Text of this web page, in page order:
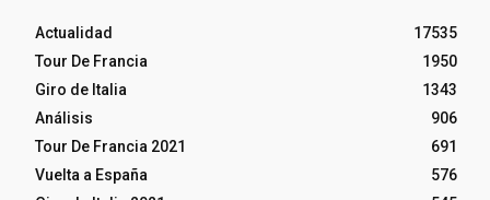
Actualidad
17535
Tour De Francia
1950
Giro de Italia
1343
Análisis
906
Tour De Francia 2021
691
Vuelta a España
576